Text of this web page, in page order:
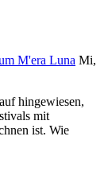
M'era Luna Mi,
hingewiesen,
mit
ist. Wie